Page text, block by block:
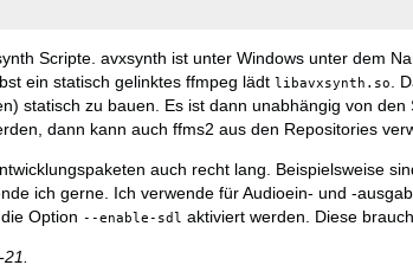
Scripte. avxsynth ist unter Windows unter dem
ein statisch gelinktes ffmpeg lädtlibavxsynth.so.
statisch zu bauen. Es ist dann unabhängig von
dann kann auch ffms2 aus den Repositories
auch recht lang. Beispielsweise
ich gerne. Ich verwende für Audioein- und -
Option --enable-sdl aktiviert werden. Diese